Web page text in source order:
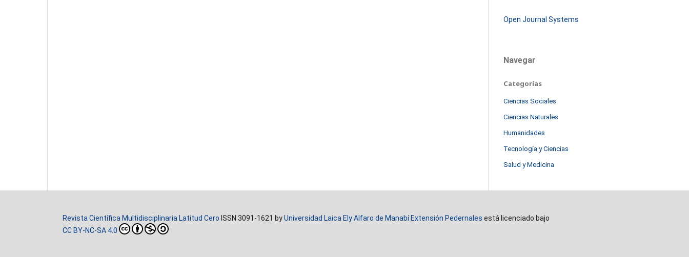
Open Journal Systems
Navegar
Categorías
Ciencias Sociales
Ciencias Naturales
Humanidades
Tecnología y Ciencias
Salud y Medicina
Revista Científica Multidisciplinaria Latitud Cero ISSN 3091-1621 byUniversidad Laica Ely Alfaro de Manabí Extensión Pedernales está licenciado bajo
CC BY-NC-SA 4.0